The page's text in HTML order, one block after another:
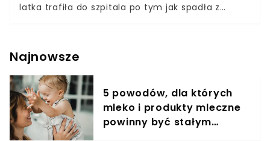
latka trafiła do szpitala po tym jak spadła z
Górze 13-letnia dziewczyna piła alkohol na
spadła. Nastolatka miała dużo szczęścia,
ponieważ wylądowała na metalowej konstrukcji.
Po teście alkomatem okazało się, że dziewczynka
miała ponad promil alkoholu w wydychanym
powietrzu.Według zeznań nastolatki, do
Najnowsze
5 powodów, dla których
mleko i produkty mleczne
powinny być stałym